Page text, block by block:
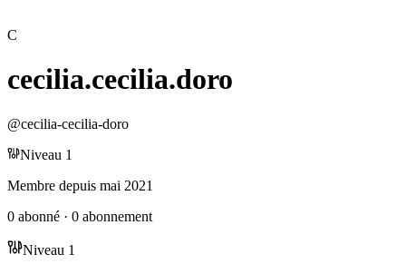
C
cecilia.cecilia.doro
@cecilia-cecilia-doro
Niveau 1
Membre depuis mai 2021
0 abonné · 0 abonnement
Niveau 1